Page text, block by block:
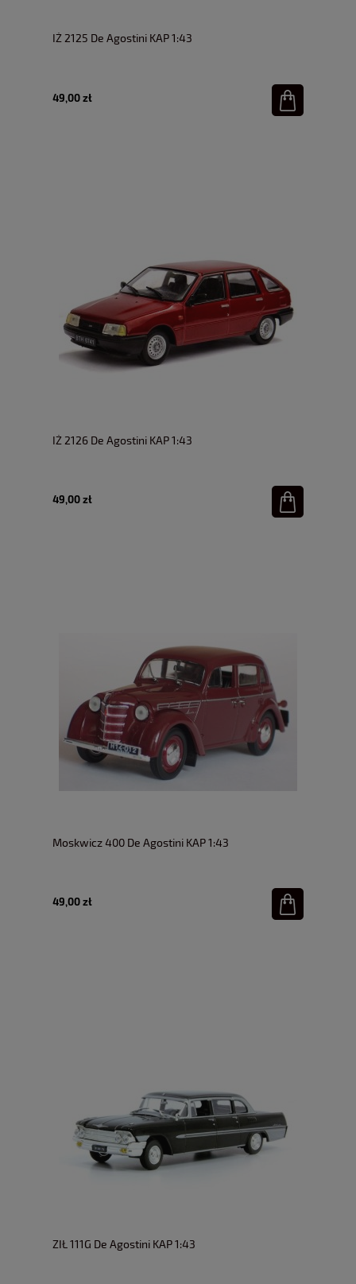
IŻ 2125 De Agostini KAP 1:43
49,00 zł
IŻ 2126 De Agostini KAP 1:43
49,00 zł
Moskwicz 400 De Agostini KAP 1:43
49,00 zł
ZIŁ 111G De Agostini KAP 1:43